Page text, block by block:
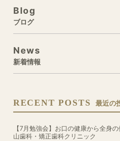
Blog
ブログ
News
新着情報
RECENT POSTS 最近の
【7月勉強会】お口の健康から全身
山歯科・矯正歯科クリニック